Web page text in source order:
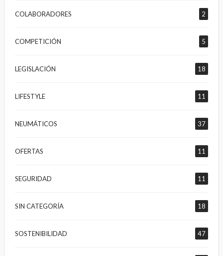
COLABORADORES 2
COMPETICIÓN 5
LEGISLACIÓN 18
LIFESTYLE 11
NEUMÁTICOS 37
OFERTAS 11
SEGURIDAD 11
SIN CATEGORÍA 18
SOSTENIBILIDAD 47